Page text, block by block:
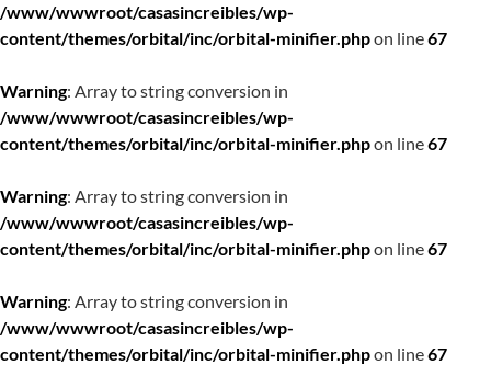
/www/wwwroot/casasincreibles/wp-
content/themes/orbital/inc/orbital-minifier.phpon line67
Warning: Array to string conversion in
/www/wwwroot/casasincreibles/wp-
content/themes/orbital/inc/orbital-minifier.phpon line67
Warning: Array to string conversion in
/www/wwwroot/casasincreibles/wp-
content/themes/orbital/inc/orbital-minifier.phpon line67
Warning: Array to string conversion in
/www/wwwroot/casasincreibles/wp-
content/themes/orbital/inc/orbital-minifier.phpon line67